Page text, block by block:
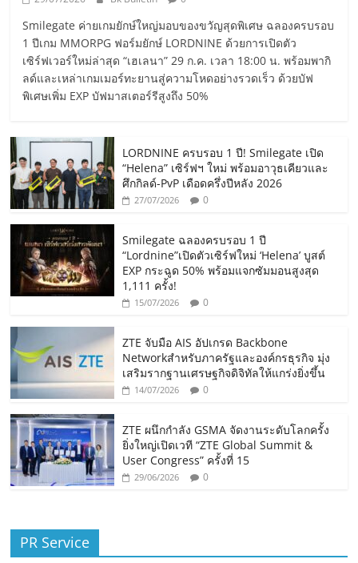
Smilegate ค่ายเกมยักษ์ใหญ่มอบของขวัญสุดพิเศษ ฉลองครบรอบ
1 ปีเกม MMORPG ฟอร์มยักษ์ LORDNINE ด้วยการเปิดตัว
เซิร์ฟเวอร์ใหม่ล่าสุด “เฮเลนา” 29 ก.ค. เวลา 18:00 น. พร้อมพากิ
ลด์และเหล่าเกมเมอร์ทะยานสู่ความโหดอย่างรวดเร็ว ด้วยบัฟ
พิเศษเพิ่ม EXP บัฟมาสเตอร์รีสูงถึง 50%
LORDNINE ครบรอบ 1 ปี! Smilegate เปิด
“Helena” เซิร์ฟฯ ใหม่ พร้อมอาวุธเคียวและ
ศึกกิลด์-PvP เดือดครึ่งปีหลัง 2026
27/07/2026 0
Smilegate ฉลองครบรอบ 1 ปี
“Lordnine”เปิดตัวเซิร์ฟใหม่ ‘Helena’ บูสต์
EXP กระฉูด 50% พร้อมแจกซัมมอนสูงสุด
1,111 ครั้ง!
15/07/2026 0
ZTE จับมือ AIS อัปเกรด Backbone
Networkสำหรับภาครัฐและองค์กรธุรกิจ มุ่ง
เสริมรากฐานเศรษฐกิจดิจิทัลให้แกร่งยิ่งขึ้น
14/07/2026 0
ZTE ผนึกกำลัง GSMA จัดงานระดับโลกครั้ง
ยิ่งใหญ่เปิดเวที “ZTE Global Summit &
User Congress” ครั้งที่ 15
29/06/2026 0
PR Service